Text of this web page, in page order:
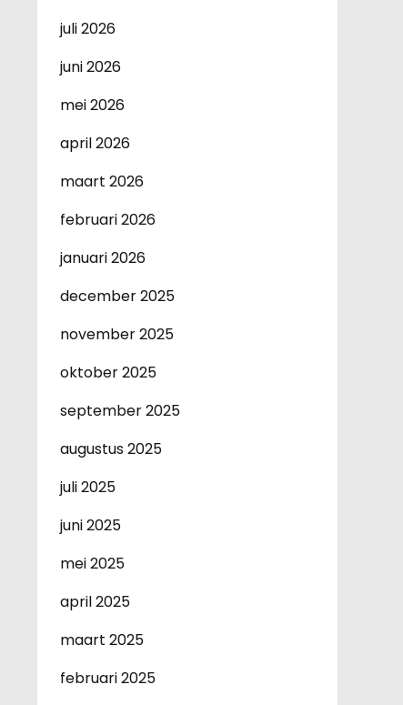
juli 2026
juni 2026
mei 2026
april 2026
maart 2026
februari 2026
januari 2026
december 2025
november 2025
oktober 2025
september 2025
augustus 2025
juli 2025
juni 2025
mei 2025
april 2025
maart 2025
februari 2025